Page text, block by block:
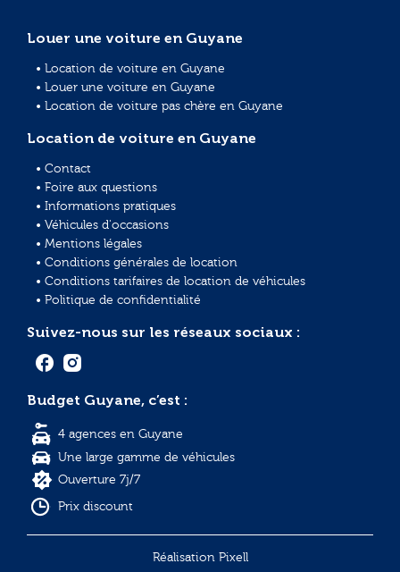
Louer une voiture en Guyane
• Location de voiture en Guyane
• Louer une voiture en Guyane
• Location de voiture pas chère en Guyane
Location de voiture en Guyane
• Contact
• Foire aux questions
• Informations pratiques
• Véhicules d'occasions
• Mentions légales
• Conditions générales de location
• Conditions tarifaires de location de véhicules
• Politique de confidentialité
Suivez-nous sur les réseaux sociaux :
Budget Guyane, c’est :
4 agences en Guyane
Une large gamme de véhicules
Ouverture 7j/7
Prix discount
Réalisation Pixell